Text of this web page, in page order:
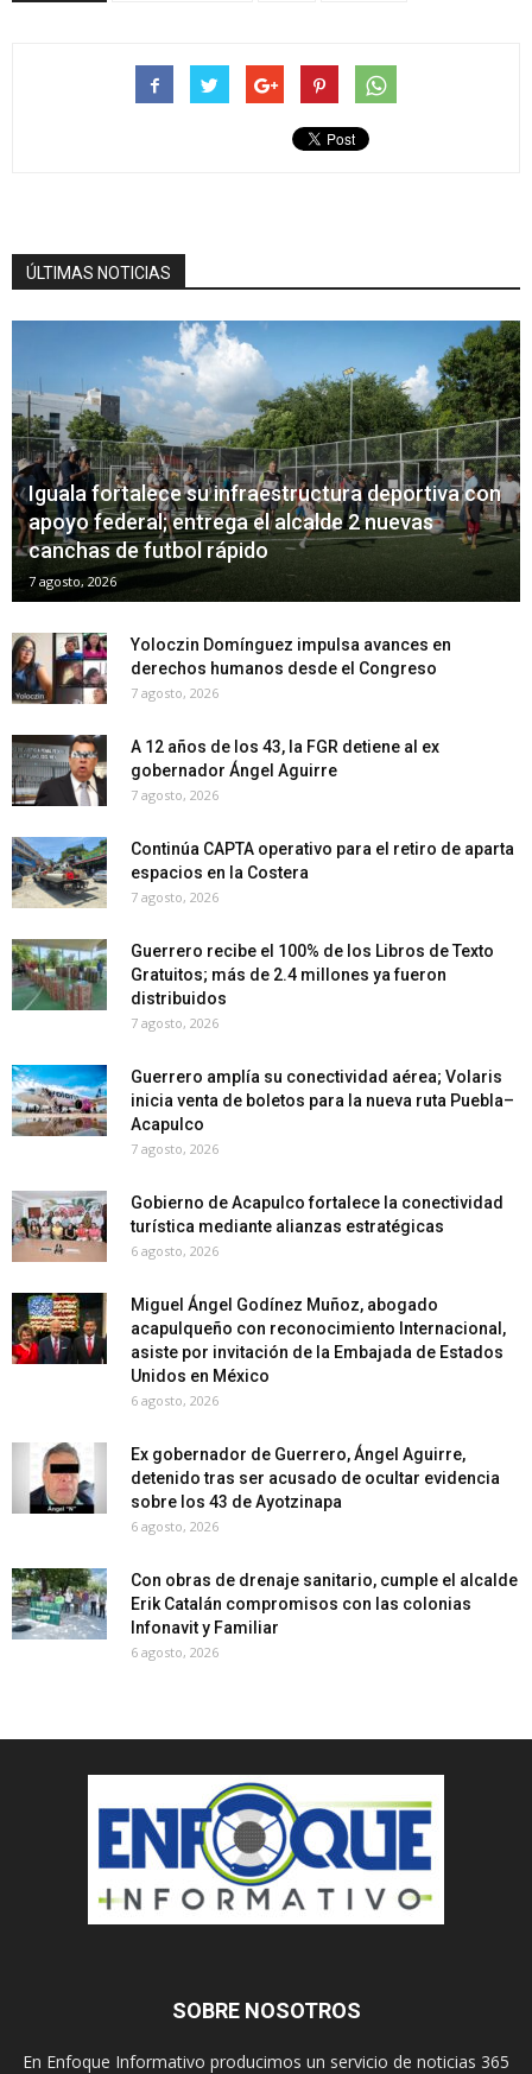
ÚLTIMAS NOTICIAS
Iguala fortalece su infraestructura deportiva con
apoyo federal; entrega el alcalde 2 nuevas
canchas de futbol rápido
7 agosto, 2026
Yoloczin Domínguez impulsa avances en
derechos humanos desde el Congreso
7 agosto, 2026
A 12 años de los 43, la FGR detiene al ex
gobernador Ángel Aguirre
7 agosto, 2026
Continúa CAPTA operativo para el retiro de aparta
espacios en la Costera
7 agosto, 2026
Guerrero recibe el 100% de los Libros de Texto
Gratuitos; más de 2.4 millones ya fueron
distribuidos
7 agosto, 2026
Guerrero amplía su conectividad aérea; Volaris
inicia venta de boletos para la nueva ruta Puebla–
Acapulco
7 agosto, 2026
Gobierno de Acapulco fortalece la conectividad
turística mediante alianzas estratégicas
6 agosto, 2026
Miguel Ángel Godínez Muñoz, abogado
acapulqueño con reconocimiento Internacional,
asiste por invitación de la Embajada de Estados
Unidos en México
6 agosto, 2026
Ex gobernador de Guerrero, Ángel Aguirre,
detenido tras ser acusado de ocultar evidencia
sobre los 43 de Ayotzinapa
6 agosto, 2026
Con obras de drenaje sanitario, cumple el alcalde
Erik Catalán compromisos con las colonias
Infonavit y Familiar
6 agosto, 2026
SOBRE NOSOTROS
En Enfoque Informativo producimos un servicio de noticias 365